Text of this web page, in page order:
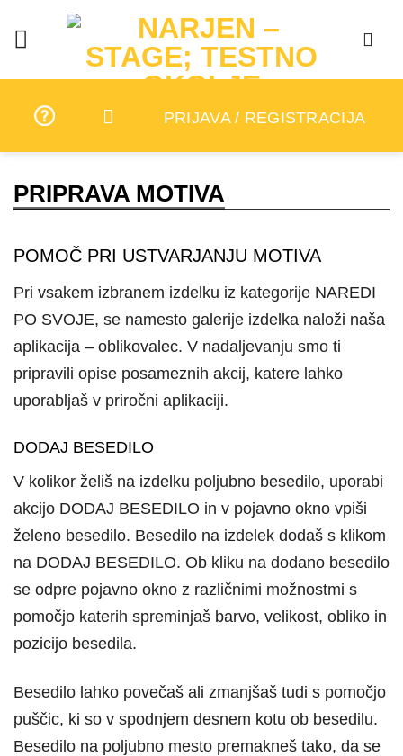
content
PRIJAVA / REGISTRACIJA
PRIPRAVA MOTIVA
POMOČ PRI USTVARJANJU MOTIVA
Pri vsakem izbranem izdelku iz kategorije NAREDI
PO SVOJE, se namesto galerije izdelka naloži naša
aplikacija – oblikovalec. V nadaljevanju smo ti
pripravili opise posameznih akcij, katere lahko
uporabljaš v priročni aplikaciji.
DODAJ BESEDILO
V kolikor želiš na izdelku poljubno besedilo, uporabi
akcijo DODAJ BESEDILO in v pojavno okno vpiši
želeno besedilo. Besedilo na izdelek dodaš s klikom
na DODAJ BESEDILO. Ob kliku na dodano besedilo
se odpre pojavno okno z različnimi možnostmi s
pomočjo katerih spreminjaš barvo, velikost, obliko in
pozicijo besedila.
Besedilo lahko povečaš ali zmanjšaš tudi s pomočjo
puščic, ki so v spodnjem desnem kotu ob besedilu.
Besedilo na poljubno mesto premakneš tako, da se